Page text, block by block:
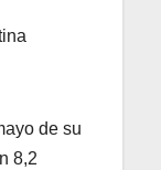
de su
8,2